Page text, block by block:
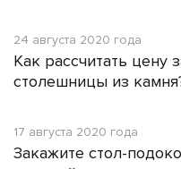
24 августа 2020 года
Как рассчитать цену
столешницы из
17 августа 2020 года
Закажите стол-